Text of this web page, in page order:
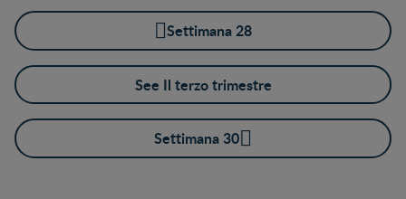
Settimana 28
See Il terzo trimestre
Settimana 30